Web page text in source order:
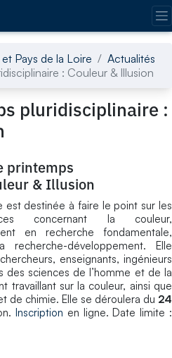
Pays de la Loire
Actualités
: Couleur & Illusion
pluridisciplinaire :
printemps
& Illusion
est destinée à faire le point sur les
concernant la couleur,
en recherche fondamentale,
développement. Elle
enseignants, ingénieurs
sciences de l’homme et de la
travaillant sur la couleur, ainsi que
de chimie. Elle se déroulera du 24
Inscription en ligne. Date limite :